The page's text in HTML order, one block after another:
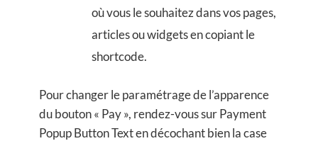
où vous le souhaitez dans vos pages,
articles ou widgets en copiant le
shortcode.
Pour changer le paramétrage de l’apparence
du bouton « Pay », rendez-vous sur Payment
Popup Button Text en décochant bien la case